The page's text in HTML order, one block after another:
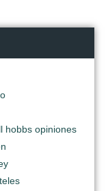
hobbs opiniones